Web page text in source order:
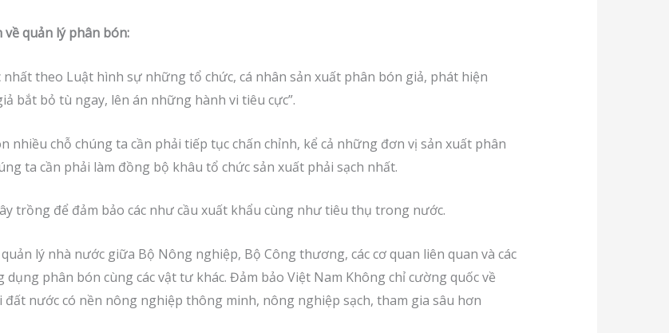
quản lý phân bón:
theo Luật hình sự những tổ chức, cá nhân sản xuất phân bón giả, phát hiện
bắt bỏ tù ngay, lên án những hành vi tiêu cực”.
nhiều chỗ chúng ta cần phải tiếp tục chấn chỉnh, kể cả những đơn vị sản xuất phân
ta cần phải làm đồng bộ khâu tổ chức sản xuất phải sạch nhất.
trồng để đảm bảo các như cầu xuất khẩu cùng như tiêu thụ trong nước.
lý nhà nước giữa Bộ Nông nghiệp, Bộ Công thương, các cơ quan liên quan và các
phân bón cùng các vật tư khác. Đảm bảo Việt Nam Không chỉ cường quốc về
nước có nền nông nghiệp thông minh, nông nghiệp sạch, tham gia sâu hơn